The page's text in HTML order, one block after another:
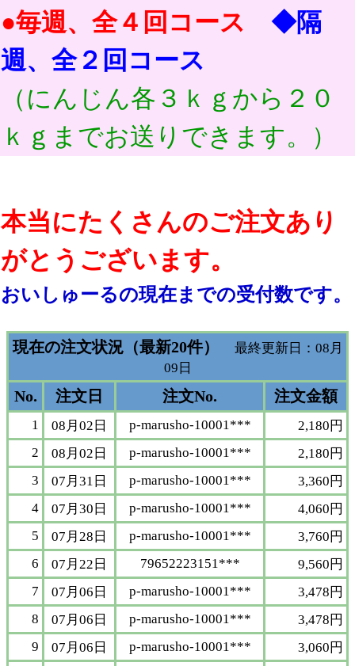
●毎週、全４回コース
◆隔
週、全２回コース
（にんじん各３ｋｇから２０
ｋｇまでお送りできます。）
本当にたくさんのご注文あり
がとうございます。
おいしゅーるの現在までの受付数です。